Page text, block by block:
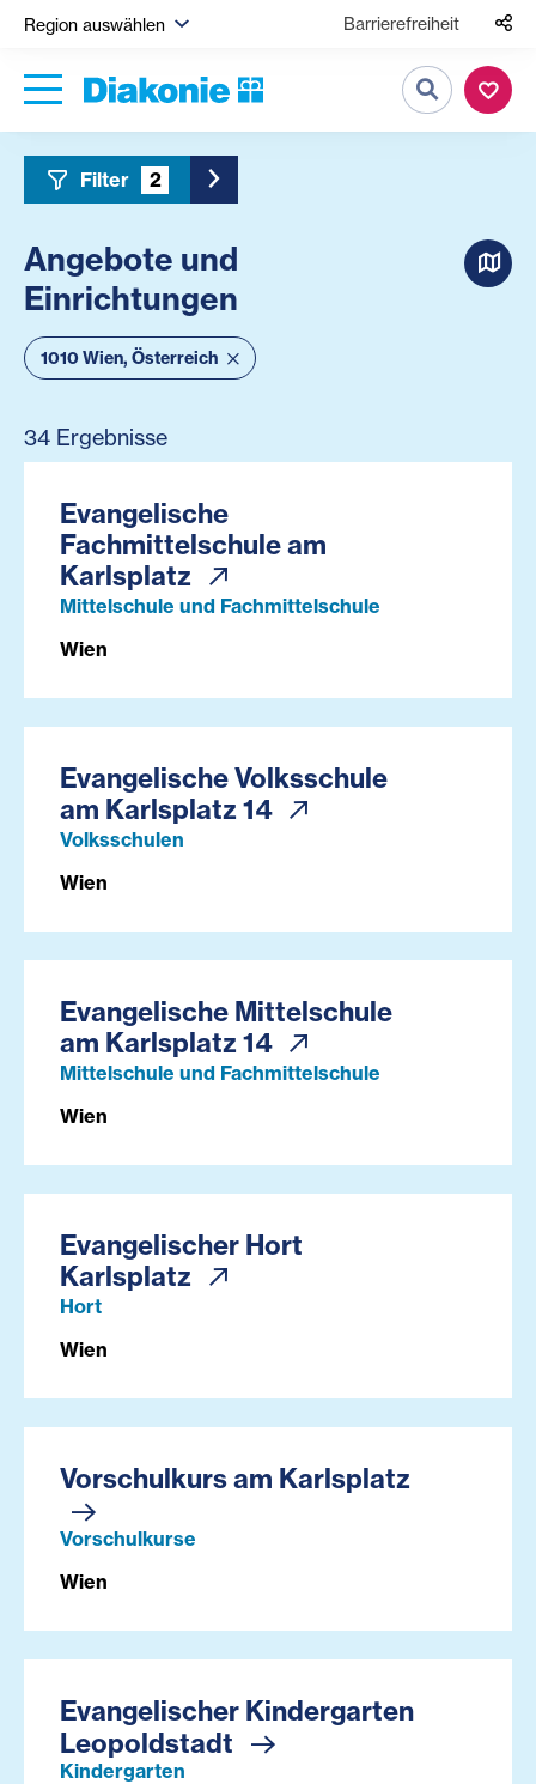
Region auswählen Barrierefreiheit
Suche
Filter 2 Toggle Sidebar Filter
Angebote und
Einrichtungen
1010 Wien, Österreich
34 Ergebnisse
Evangelische
Fachmittelschule am
Karlsplatz
Mittelschule und Fachmittelschule
Wien
Evangelische Volksschule
am Karlsplatz 14
Volksschulen
Wien
Evangelische Mittelschule
am Karlsplatz 14
Mittelschule und Fachmittelschule
Wien
Evangelischer Hort
Karlsplatz
Hort
Wien
Vorschulkurs am Karlsplatz
Vorschulkurse
Wien
Evangelischer Kindergarten
Leopoldstadt
Kindergarten